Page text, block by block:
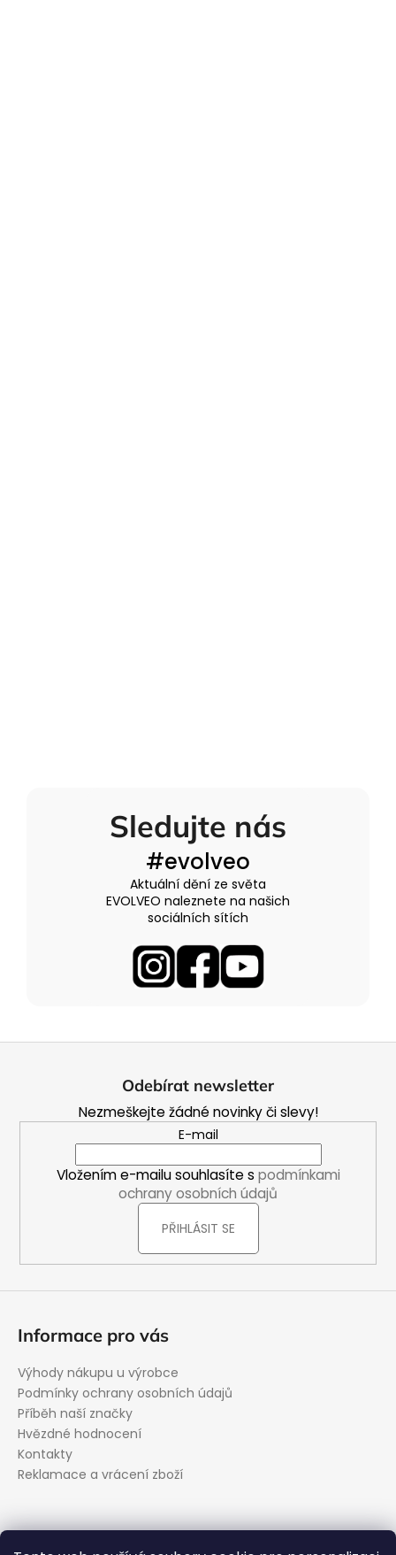
Sledujte nás
#evolveo
Aktuální dění ze světa
EVOLVEO naleznete na našich
sociálních sítích
Odebírat newsletter
Nezmeškejte žádné novinky či slevy!
E-mail
Vložením e-mailu souhlasíte s podmínkami
ochrany osobních údajů
PŘIHLÁSIT SE
Informace pro vás
Výhody nákupu u výrobce
Podmínky ochrany osobních údajů
Příběh naší značky
Hvězdné hodnocení
Kontakty
Reklamace a vrácení zboží